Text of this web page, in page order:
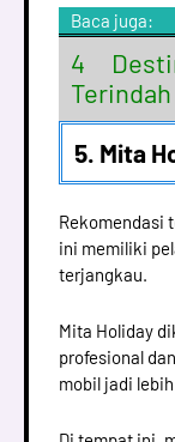
Baca juga:
4
5. Mita
Rekomendasi
ini memiliki
terjangkau.
Mita Holiday
profesional
mobil jadi